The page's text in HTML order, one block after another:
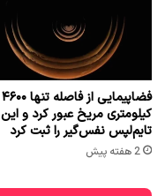
فضاپیمایی از فاصله تنها ۴۶۰۰
کیلومتری مریخ عبور کرد و این
تایم‌لپس نفس‌گیر را ثبت کرد
2 هفته پیش